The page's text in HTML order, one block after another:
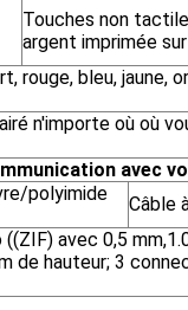
Touches non
argent imprimée
rouge, bleu, jaune,
n'importe où où
avec
polyimide
Câble
avec 0,5
de hauteur; 3